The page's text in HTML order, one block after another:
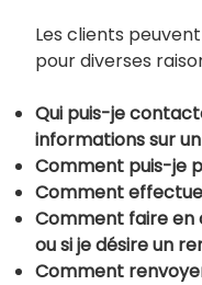
Les clients
pour diverses
Qui puis-je
informations sur
Comment puis-je
Comment
Comment faire en
ou si je désire un
Comment